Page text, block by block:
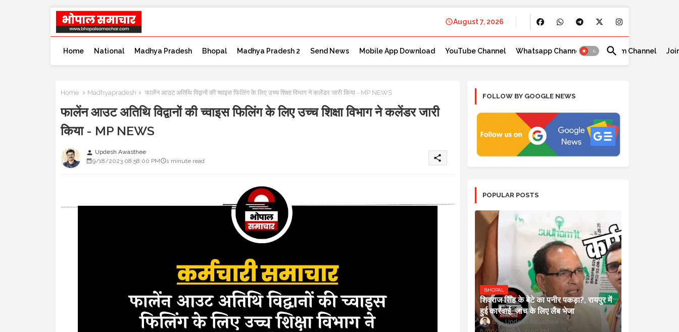
August 7, 2026
Home National Madhya Pradesh Bhopal Madhya Pradesh 2 Send News Mobile App Download YouTube Channel Whatsapp Channel Telegram Channel
Home Madhyapradesh फालेंन आउट अतिथि विद्वानों की च्वाइस फिलिंग के लिए उच्च शिक्षा विभाग ने कलेंडर जारी किया - MP NEWS
फालेंन आउट अतिथि विद्वानों की च्वाइस फिलिंग के लिए उच्च शिक्षा विभाग ने कलेंडर जारी
किया - MP NEWS
person Updesh Awasthee
9/18/2023 08:58:00 PM
1 minute read share
FOLLOW BY GOOGLE NEWS
POPULAR POSTS
BHOPAL
शिवराज सिंह के बेटे का पनीर पकड़ा?, रायपुर में
हुई कार्रवाई, जांच के लिए लैब भेजा
Updesh Awasthee